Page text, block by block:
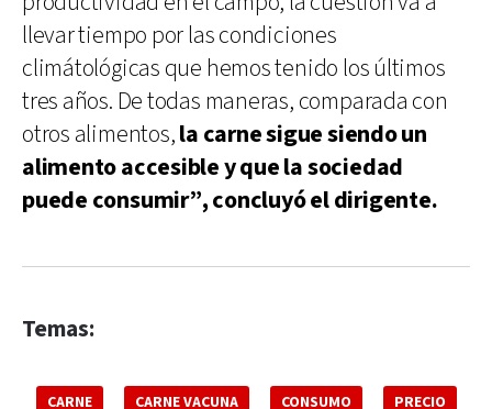
llevar tiempo por las condiciones
climátológicas que hemos tenido los últimos
tres años. De todas maneras, comparada con
otros alimentos,la carne sigue siendo un
alimento accesible y que la sociedad
puede consumir”, concluyó el dirigente.
Temas:
CARNE CARNE VACUNA CONSUMO PRECIO